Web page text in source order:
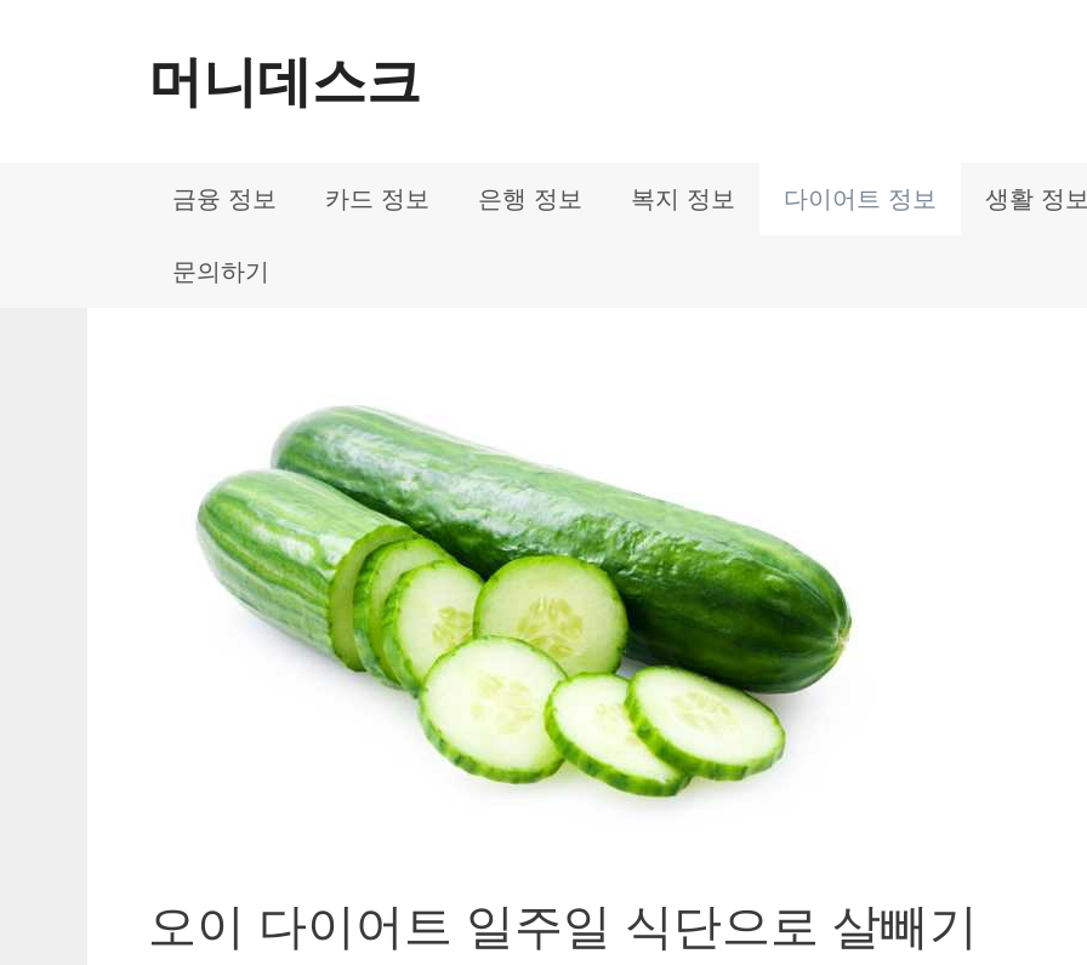
머니데스크
금융 정보 카드 정보 은행 정보 복지 정보 다이어트 정보 생활 정
문의하기
오이 다이어트 일주일 식단으로 살빼기